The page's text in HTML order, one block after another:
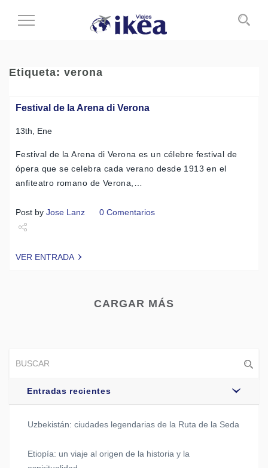
Cambiar
navegación
Etiqueta: verona
Festival de la Arena di Verona
13th, Ene
Festival de la Arena di Verona es un célebre festival de
ópera que se celebra cada verano desde 1913 en el
anfiteatro romano de Verona,…
Post by Jose Lanz 0 Comentarios
VER ENTRADA
CARGAR MÁS
Entradas recientes
Uzbekistán: ciudades legendarias de la Ruta de la Seda
Etiopía: un viaje al origen de la historia y la